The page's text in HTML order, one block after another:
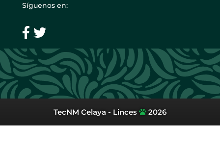
Síguenos en:
TecNM Celaya - Linces 2026